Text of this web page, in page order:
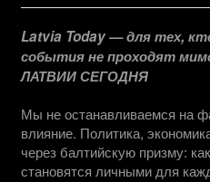
Latvia Today — для тех,
события не проходят
ЛАТВИИ СЕГОДНЯ
Мы не останавливаемся на
влияние. Политика,
через балтийскую призму:
становятся личными для